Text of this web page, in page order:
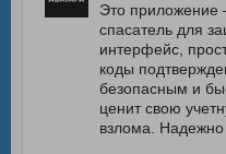
Это
спасатель для
интерфейс,
коды
безопасным и
ценит свою
взлома.